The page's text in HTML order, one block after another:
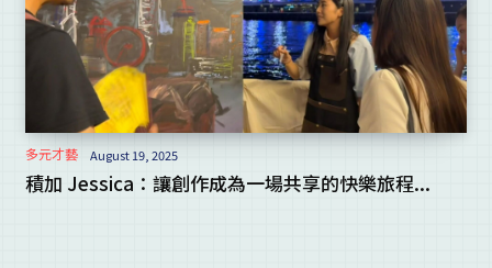
多元才藝 August 19, 2025
積加 Jessica：讓創作成為一場共享的快樂旅程...